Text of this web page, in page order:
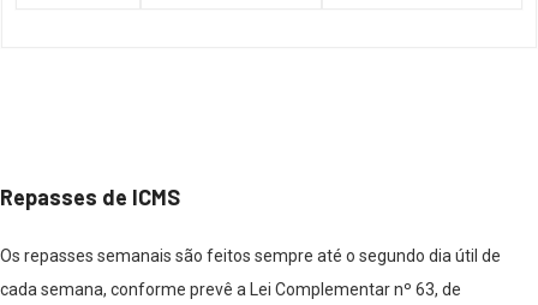
Repasses de ICMS
Os repasses semanais são feitos sempre até o segundo dia útil de
cada semana, conforme prevê a Lei Complementar nº 63, de